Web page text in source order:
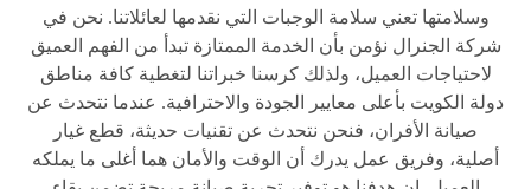
وسلامتها تعني سلامة الوجبات التي نقدمها لعائلاتنا. نحن في
شركة الجنرال نؤمن بأن الخدمة الممتازة تبدأ من الفهم العميق
لاحتياجات العميل، ولذلك كرسنا خبراتنا لتغطية كافة مناطق
دولة الكويت بأعلى معايير الجودة والاحترافية. عندما نتحدث عن
صيانة الأفران، فنحن نتحدث عن تقنيات حديثة، قطع غيار
أصلية، وفريق عمل يدرك أن الوقت والأمان هما أغلى ما يملكه